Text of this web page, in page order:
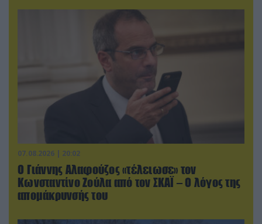
07.08.2026 | 20:02
Ο Γιάννης Αλαφούζος «τέλειωσε» τον
Κωνσταντίνο Ζούλα από τον ΣΚΑΪ – Ο λόγος της
απομάκρυνσής του